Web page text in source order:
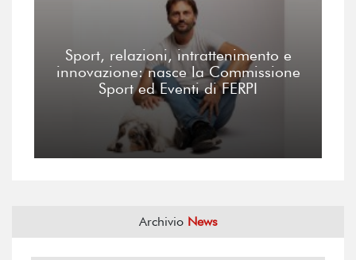
Sport, relazioni, intrattenimento e
innovazione: nasce la Commissione
Sport ed Eventi di FERPI
Archivio News